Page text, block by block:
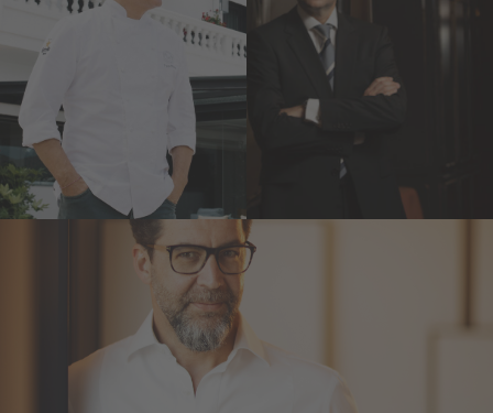
Paco Pérez Pere Monje
Via Véneto
Quique Dacosta
Quique Dacosta***